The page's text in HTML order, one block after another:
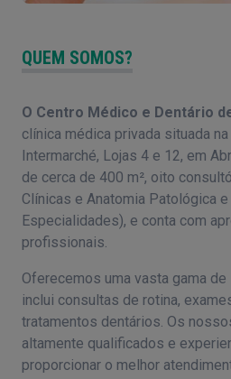
QUEM SOMOS?
O Centro Médico e Dentário
clínica médica privada situada
Intermarché, Lojas 4 e 12, em
de cerca de 400 m², oito
Clínicas e Anatomia Patológica
Especialidades), e conta com
profissionais.
Oferecemos uma vasta gama
inclui consultas de rotina,
tratamentos dentários. Os
altamente qualificados e
proporcionar o melhor